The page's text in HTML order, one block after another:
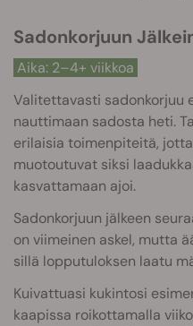
Sadonkorjuun
Aika: 2–4+ viikkoa
Valitettavasti sadonkorjuu
nauttimaan sadosta heti.
erilaisia toimenpiteitä,
muotoutuvat siksi
kasvattamaan ajoi.
Sadonkorjuun jälkeen
on viimeinen askel, mutta
sillä lopputuloksen laatu
Kuivattuasi kukintosi
kaapissa roikottamalla